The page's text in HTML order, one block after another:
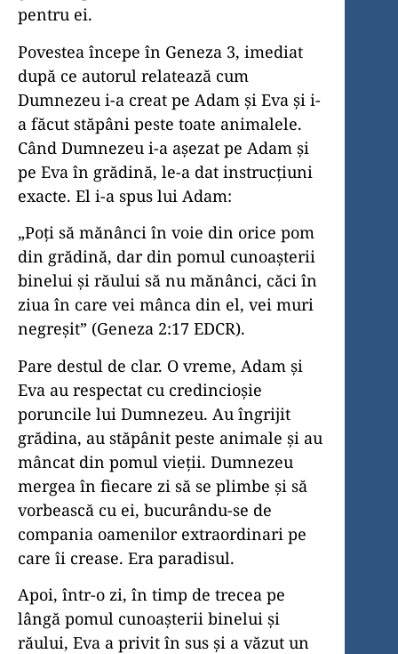
pentru ei.
Povestea începe în Geneza 3, imediat
după ce autorul relatează cum
Dumnezeu i-a creat pe Adam și Eva și i-
a făcut stăpâni peste toate animalele.
Când Dumnezeu i-a așezat pe Adam și
pe Eva în grădină, le-a dat instrucțiuni
exacte. El i-a spus lui Adam:
„Poți să mănânci în voie din orice pom
din grădină, dar din pomul cunoașterii
binelui și răului să nu mănânci, căci în
ziua în care vei mânca din el, vei muri
negreșit” (Geneza 2:17 EDCR).
Pare destul de clar. O vreme, Adam și
Eva au respectat cu credincioșie
poruncile lui Dumnezeu. Au îngrijit
grădina, au stăpânit peste animale și au
mâncat din pomul vieții. Dumnezeu
mergea în fiecare zi să se plimbe și să
vorbească cu ei, bucurându-se de
compania oamenilor extraordinari pe
care îi crease. Era paradisul.
Apoi, într-o zi, în timp de trecea pe
lângă pomul cunoașterii binelui și
răului, Eva a privit în sus și a văzut un